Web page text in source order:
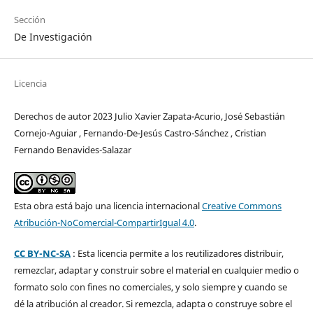
Sección
De Investigación
Licencia
Derechos de autor 2023 Julio Xavier Zapata-Acurio, José Sebastián
Cornejo-Aguiar , Fernando-De-Jesús Castro-Sánchez , Cristian
Fernando Benavides-Salazar
Esta obra está bajo una licencia internacionalCreative Commons
Atribución-NoComercial-CompartirIgual 4.0.
CC BY-NC-SA: Esta licencia permite a los reutilizadores distribuir,
remezclar, adaptar y construir sobre el material en cualquier medio o
formato solo con fines no comerciales, y solo siempre y cuando se
dé la atribución al creador. Si remezcla, adapta o construye sobre el